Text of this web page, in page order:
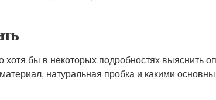
бы в некоторых подробностях выяснить
натуральная пробка и какими